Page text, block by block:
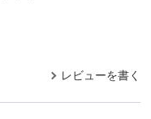
レビューを書く